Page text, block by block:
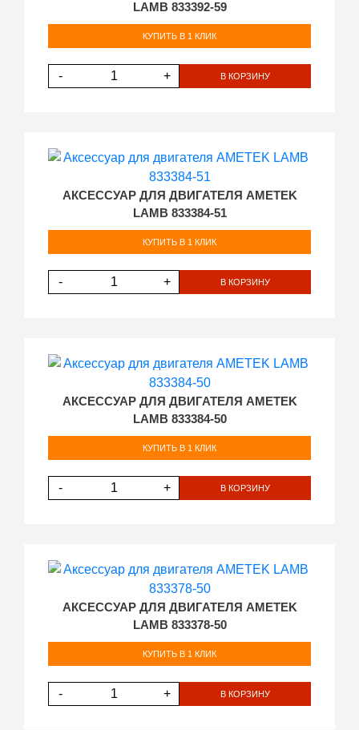
LAMB 833392-59
КУПИТЬ В 1 КЛИК
- + В КОРЗИНУ
АКСЕССУАР ДЛЯ ДВИГАТЕЛЯ AMETEK
LAMB 833384-51
КУПИТЬ В 1 КЛИК
- + В КОРЗИНУ
АКСЕССУАР ДЛЯ ДВИГАТЕЛЯ AMETEK
LAMB 833384-50
КУПИТЬ В 1 КЛИК
- + В КОРЗИНУ
АКСЕССУАР ДЛЯ ДВИГАТЕЛЯ AMETEK
LAMB 833378-50
КУПИТЬ В 1 КЛИК
- + В КОРЗИНУ